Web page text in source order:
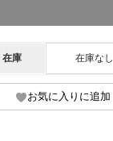
在庫 在庫なし